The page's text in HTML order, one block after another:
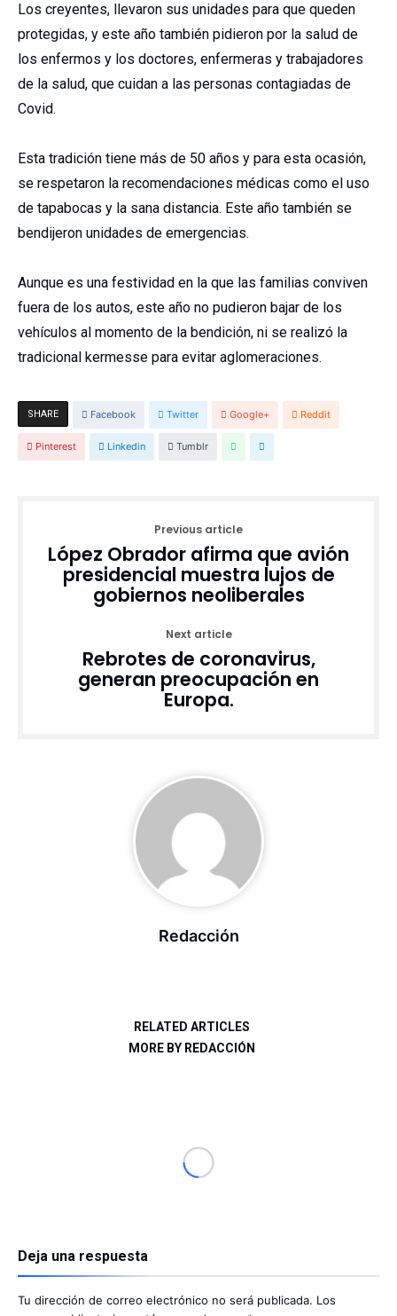
Los creyentes, llevaron sus unidades para que queden
protegidas, y este año también pidieron por la salud de
los enfermos y los doctores, enfermeras y trabajadores
de la salud, que cuidan a las personas contagiadas de
Covid.
Esta tradición tiene más de 50 años y para esta ocasión,
se respetaron la recomendaciones médicas como el uso
de tapabocas y la sana distancia. Este año también se
bendijeron unidades de emergencias.
Aunque es una festividad en la que las familias conviven
fuera de los autos, este año no pudieron bajar de los
vehículos al momento de la bendición, ni se realizó la
tradicional kermesse para evitar aglomeraciones.
SHARE Facebook Twitter Google+ Reddit
Pinterest Linkedin Tumblr
Previous article
López Obrador afirma que avión
presidencial muestra lujos de
gobiernos neoliberales
Next article
Rebrotes de coronavirus,
generan preocupación en
Europa.
Redacción
RELATED ARTICLES
MORE BY REDACCIÓN
Deja una respuesta
Tu dirección de correo electrónico no será publicada. Los